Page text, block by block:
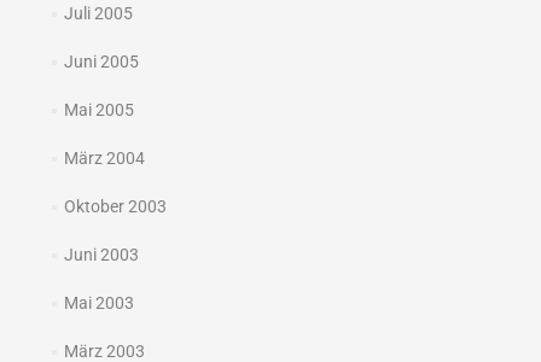
Juli 2005
Juni 2005
Mai 2005
März 2004
Oktober 2003
Juni 2003
Mai 2003
März 2003